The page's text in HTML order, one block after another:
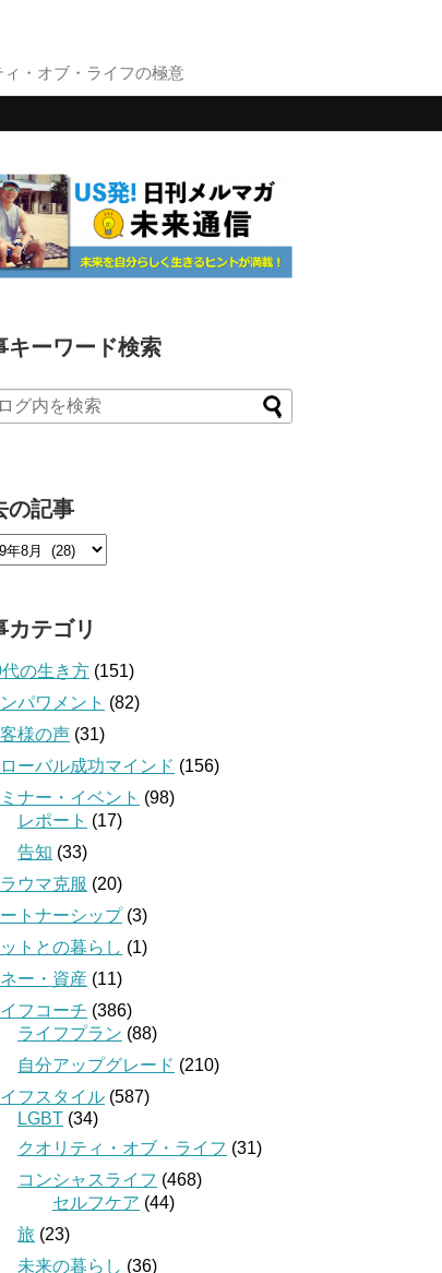
・オブ・ライフの極意
キーワード検索
の記事
カテゴリ
の生き方 (151)
パワメント (82)
様の声 (31)
ーバル成功マインド (156)
ナー・イベント (98)
レポート (17)
告知 (33)
ラウマ克服 (20)
トナーシップ(3)
トとの暮らし (1)
ー・資産 (11)
フコーチ (386)
ライフプラン (88)
自分アップグレード (210)
フスタイル (587)
LGBT (34)
クオリティ・オブ・ライフ (31)
コンシャスライフ (468)
セルフケア (44)
旅 (23)
未来の暮らし (36)